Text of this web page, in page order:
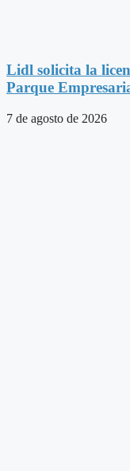
Lidl solicita la
Parque
7 de agosto de 2026